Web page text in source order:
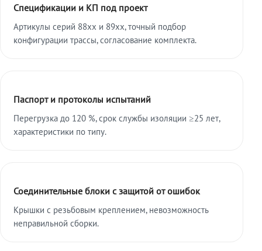
Спецификации и КП под проект
Артикулы серий 88xx и 89xx, точный подбор
конфигурации трассы, согласование комплекта.
Паспорт и протоколы испытаний
Перегрузка до 120 %, срок службы изоляции ≥25 лет,
характеристики по типу.
Соединительные блоки с защитой от ошибок
Крышки с резьбовым креплением, невозможность
неправильной сборки.